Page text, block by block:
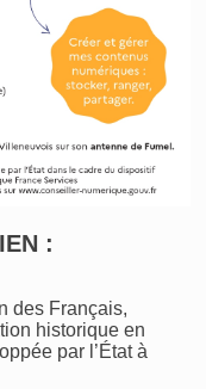
:
des Français,
historique en
par l’État à